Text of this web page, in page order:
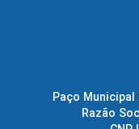
Paço
Razão